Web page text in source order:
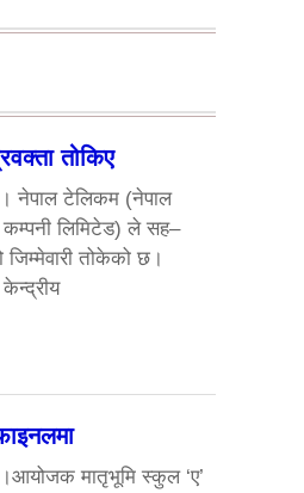
तोकिए
। नेपाल टेलिकम (नेपाल
कम्पनी लिमिटेड) ले सह–
जिम्मेवारी तोकेको छ।
।आयोजक मातृभूमि स्कुल ‘ए’